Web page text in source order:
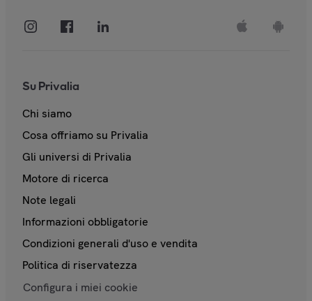
Su Privalia
Chi siamo
Cosa offriamo su Privalia
Gli universi di Privalia
Motore di ricerca
Note legali
Informazioni obbligatorie
Condizioni generali d'uso e vendita
Politica di riservatezza
Configura i miei cookie